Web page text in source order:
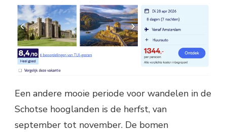
Een andere mooie periode voor wandelen in de
Schotse hooglanden is de herfst, van
september tot november. De bomen